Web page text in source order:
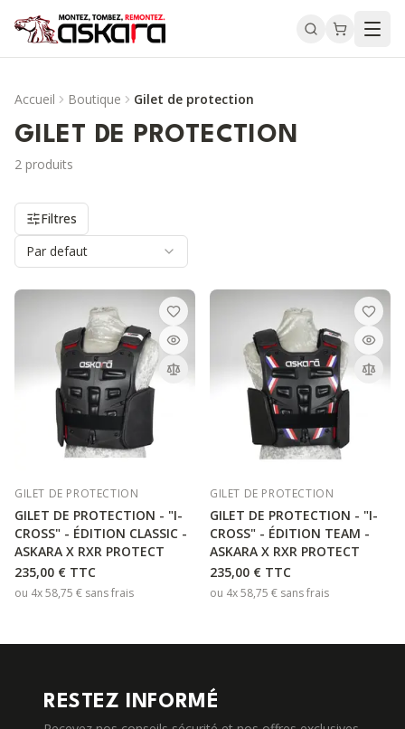
Accueil Boutique Gilet de protection
GILET DE PROTECTION
2 produits
Filtres
Par defaut
GILET DE PROTECTION
GILET DE PROTECTION - "I-
CROSS" - ÉDITION CLASSIC -
ASKARA X RXR PROTECT
235,00 € TTC
ou 4x58,75 € sans frais
GILET DE PROTECTION
GILET DE PROTECTION - "I-
CROSS" - ÉDITION TEAM -
ASKARA X RXR PROTECT
235,00 € TTC
ou 4x58,75 € sans frais
RESTEZ INFORMÉ